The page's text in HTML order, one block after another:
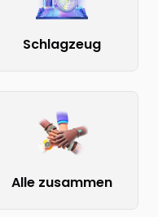
Schlagzeug
Alle zusammen